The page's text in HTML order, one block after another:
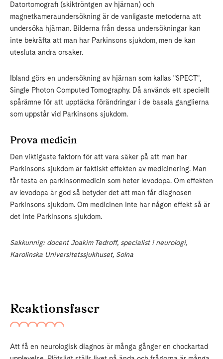
Datortomografi (skiktröntgen av hjärnan) och
magnetkameraundersökning är de vanligaste metoderna att
undersöka hjärnan. Bilderna från dessa undersökningar kan
inte bekräfta att man har Parkinsons sjukdom, men de kan
utesluta andra orsaker.
Ibland görs en undersökning av hjärnan som kallas "SPECT",
Single Photon Computed Tomography. Då används ett speciellt
spårämne för att upptäcka förändringar i de basala ganglierna
som uppstår vid Parkinsons sjukdom.
Prova medicin
Den viktigaste faktorn för att vara säker på att man har
Parkinsons sjukdom är faktiskt effekten av medicinering. Man
får testa en parkinsonmedicin som heter levodopa. Om effekten
av levodopa är god så betyder det att man får diagnosen
Parkinsons sjukdom. Om medicinen inte har någon effekt så är
det inte Parkinsons sjukdom.
Sakkunnig: docent Joakim Tedroff, specialist i neurologi,
Karolinska Universitetssjukhuset, Solna
Reaktionsfaser
Att få en neurologisk diagnos är många gånger en chockartad